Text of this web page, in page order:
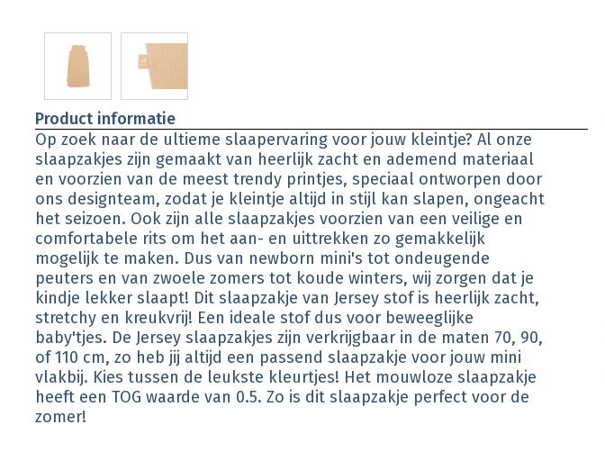
Product informatie
Op zoek naar de ultieme slaapervaring voor jouw kleintje? Al onze
slaapzakjes zijn gemaakt van heerlijk zacht en ademend materiaal
en voorzien van de meest trendy printjes, speciaal ontworpen door
ons designteam, zodat je kleintje altijd in stijl kan slapen, ongeacht
het seizoen. Ook zijn alle slaapzakjes voorzien van een veilige en
comfortabele rits om het aan- en uittrekken zo gemakkelijk
mogelijk te maken. Dus van newborn mini's tot ondeugende
peuters en van zwoele zomers tot koude winters, wij zorgen dat je
kindje lekker slaapt! Dit slaapzakje van Jersey stof is heerlijk zacht,
stretchy en kreukvrij! Een ideale stof dus voor beweeglijke
baby'tjes. De Jersey slaapzakjes zijn verkrijgbaar in de maten 70, 90,
of 110 cm, zo heb jij altijd een passend slaapzakje voor jouw mini
vlakbij. Kies tussen de leukste kleurtjes! Het mouwloze slaapzakje
heeft een TOG waarde van 0.5. Zo is dit slaapzakje perfect voor de
zomer!